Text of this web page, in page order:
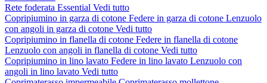
Rete foderata Essential Vedi tutto
Copripiumino in garza di cotone Federe in garza di cotone Lenzuolo
con angoli in garza di cotone Vedi tutto
Copripiumino in flanella di cotone Federe in flanella di cotone
Lenzuolo con angoli in flanella di cotone Vedi tutto
Copripiumino in lino lavato Federe in lino lavato Lenzuolo con
angoli in lino lavato Vedi tutto